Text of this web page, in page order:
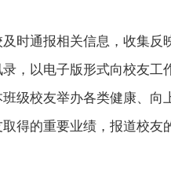
时通报相关信息，收集反
，以电子版形式向校友工
级校友举办各类健康、向
得的重要业绩，报道校友